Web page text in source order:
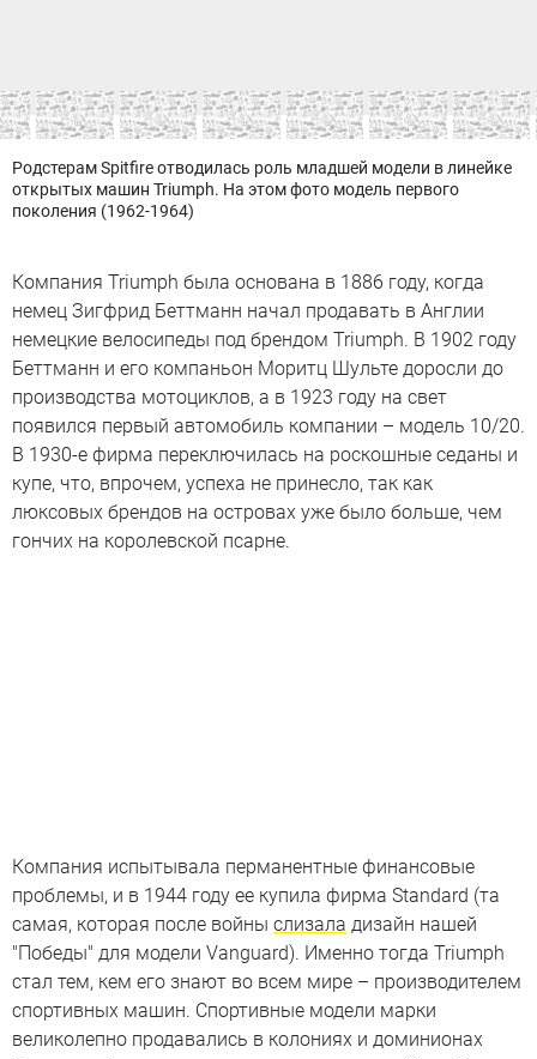
Родстерам Spitfire отводилась роль младшей модели в линейке
открытых машин Triumph. На этом фото модель первого
поколения (1962-1964)
Компания Triumph была основана в 1886 году, когда
немец Зигфрид Беттманн начал продавать в Англии
немецкие велосипеды под брендом Triumph. В 1902 году
Беттманн и его компаньон Моритц Шульте доросли до
производства мотоциклов, а в 1923 году на свет
появился первый автомобиль компании – модель 10/20.
В 1930-е фирма переключилась на роскошные седаны и
купе, что, впрочем, успеха не принесло, так как
люксовых брендов на островах уже было больше, чем
гончих на королевской псарне.
Компания испытывала перманентные финансовые
проблемы, и в 1944 году ее купила фирма Standard (та
самая, которая после войны слизала дизайн нашей
"Победы" для модели Vanguard). Именно тогда Triumph
стал тем, кем его знают во всем мире – производителем
спортивных машин. Спортивные модели марки
великолепно продавались в колониях и доминионах